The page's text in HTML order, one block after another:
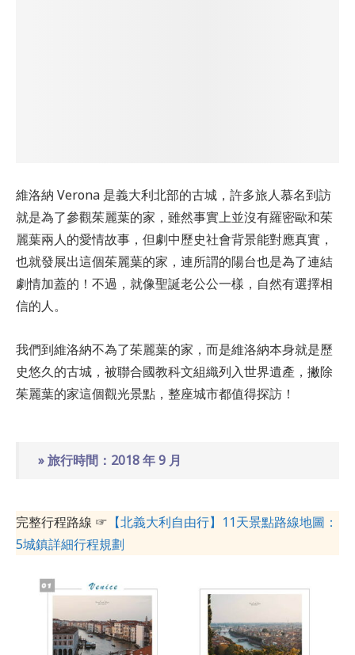
維洛納 Verona 是義大利北部的古城，許多旅人慕名到訪
就是為了參觀茱麗葉的家，雖然事實上並沒有羅密歐和茱
麗葉兩人的愛情故事，但劇中歷史社會背景能對應真實，
也就發展出這個茱麗葉的家，連所謂的陽台也是為了連結
劇情加蓋的！不過，就像聖誕老公公一樣，自然有選擇相
信的人。
我們到維洛納不為了茱麗葉的家，而是維洛納本身就是歷
史悠久的古城，被聯合國教科文組織列入世界遺產，撇除
茱麗葉的家這個觀光景點，整座城市都值得探訪！
» 旅行時間：2018 年 9 月
完整行程路線 ☞ 【北義大利自由行】11天景點路線地圖：
5城鎮詳細行程規劃